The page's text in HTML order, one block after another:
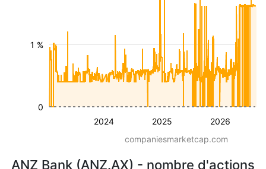
2024 2025 2026
1 %
0
companiesmarketcap.com
ANZ Bank (ANZ.AX) - nombre d'actions